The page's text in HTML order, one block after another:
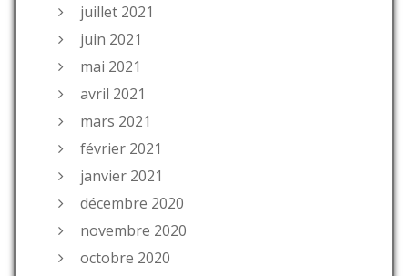
juillet 2021
juin 2021
mai 2021
avril 2021
mars 2021
février 2021
janvier 2021
décembre 2020
novembre 2020
octobre 2020